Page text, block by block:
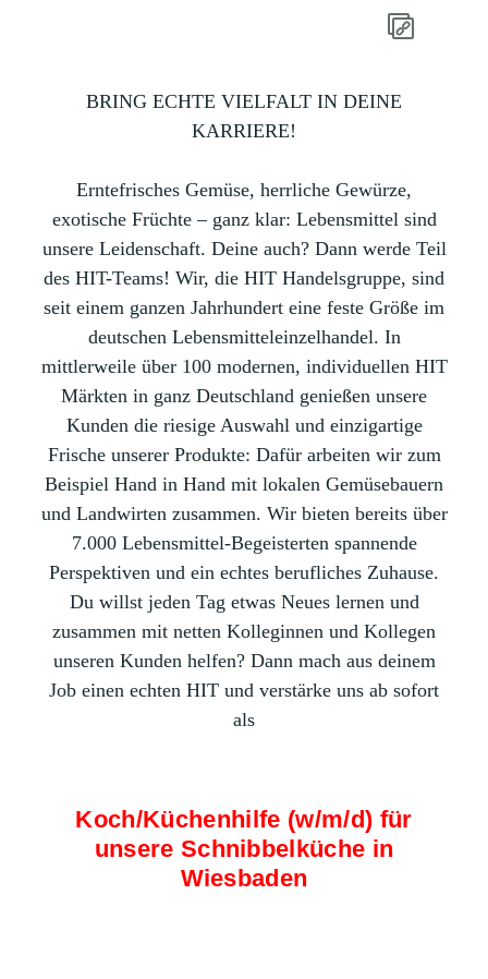
BRING ECHTE VIELFALT IN DEINE
KARRIERE!
Erntefrisches Gemüse, herrliche Gewürze,
exotische Früchte – ganz klar: Lebensmittel sind
unsere Leidenschaft. Deine auch? Dann werde Teil
des HIT-Teams! Wir, die HIT Handelsgruppe, sind
seit einem ganzen Jahrhundert eine feste Größe im
deutschen Lebensmitteleinzelhandel. In
mittlerweile über 100 modernen, individuellen HIT
Märkten in ganz Deutschland genießen unsere
Kunden die riesige Auswahl und einzigartige
Frische unserer Produkte: Dafür arbeiten wir zum
Beispiel Hand in Hand mit lokalen Gemüsebauern
und Landwirten zusammen. Wir bieten bereits über
7.000 Lebensmittel-Begeisterten spannende
Perspektiven und ein echtes berufliches Zuhause.
Du willst jeden Tag etwas Neues lernen und
zusammen mit netten Kolleginnen und Kollegen
unseren Kunden helfen? Dann mach aus deinem
Job einen echten HIT und verstärke uns ab sofort
als
Koch/Küchenhilfe (w/m/d) für
unsere Schnibbelküche in
Wiesbaden